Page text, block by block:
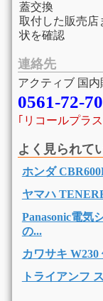
蓋交換
取付した販売店
状を確認
連絡先
アクティブ 国内
0561-72-
｢リコールプラ
よく見られて
ホンダ
ヤマハ
Panasonic電気
の...
カワサキ
トライアンフ